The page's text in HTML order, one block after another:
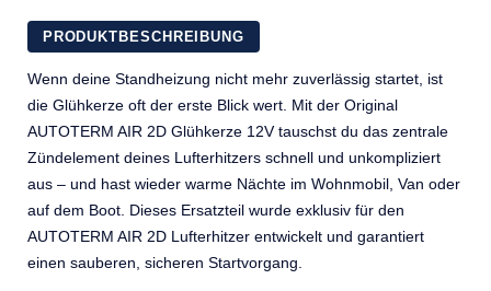
PRODUKTBESCHREIBUNG
Wenn deine Standheizung nicht mehr zuverlässig startet, ist
die Glühkerze oft der erste Blick wert. Mit der Original
AUTOTERM AIR 2D Glühkerze 12V tauschst du das zentrale
Zündelement deines Lufterhitzers schnell und unkompliziert
aus – und hast wieder warme Nächte im Wohnmobil, Van oder
auf dem Boot. Dieses Ersatzteil wurde exklusiv für den
AUTOTERM AIR 2D Lufterhitzer entwickelt und garantiert
einen sauberen, sicheren Startvorgang.